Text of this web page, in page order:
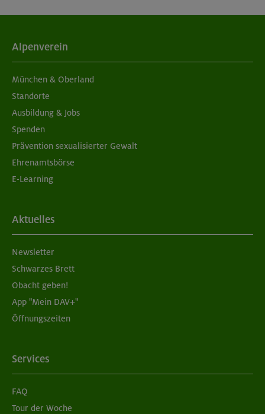
Alpenverein
München & Oberland
Standorte
Ausbildung & Jobs
Spenden
Prävention sexualisierter Gewalt
Ehrenamtsbörse
E-Learning
Aktuelles
Newsletter
Schwarzes Brett
Obacht geben!
App "Mein DAV+"
Öffnungszeiten
Services
FAQ
Tour der Woche